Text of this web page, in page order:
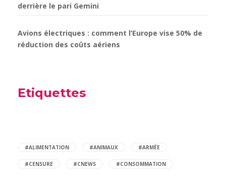
derrière le pari Gemini
Avions électriques : comment l’Europe vise 50% de
réduction des coûts aériens
Etiquettes
#ALIMENTATION #ANIMAUX #ARMÉE
#CENSURE #CNEWS #CONSOMMATION